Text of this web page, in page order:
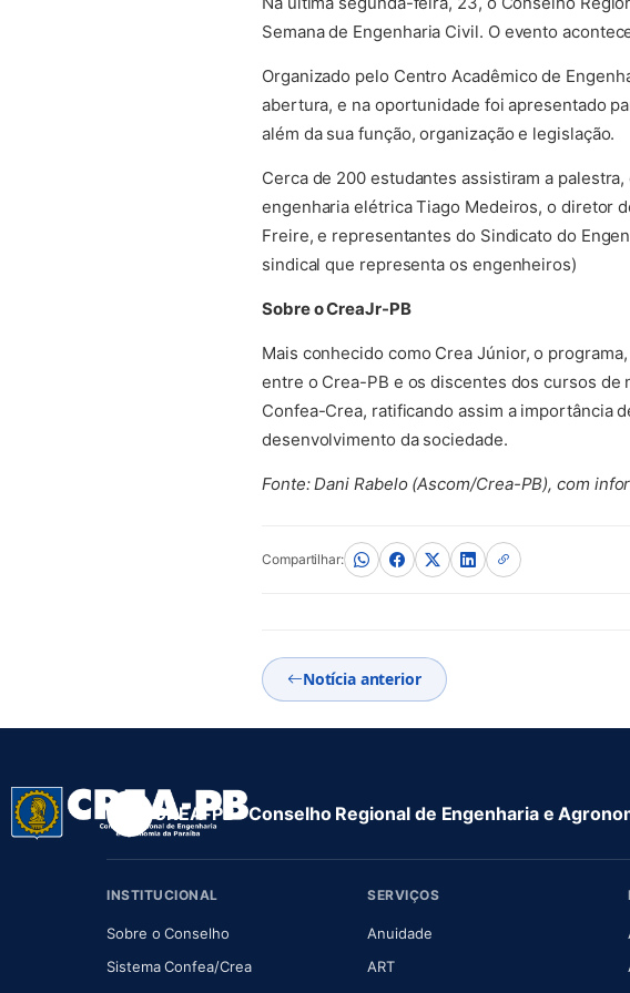
Semana de Engenharia Civil. O evento
Organizado pelo Centro Acadêmico de
abertura, e na oportunidade foi apresentado
além da sua função, organização e legislação.
Cerca de 200 estudantes assistiram a
engenharia elétrica Tiago Medeiros, o diretor
Freire, e representantes do Sindicato do
sindical que representa os engenheiros)
Sobre o CreaJr-PB
Mais conhecido como Crea Júnior, o
entre o Crea-PB e os discentes dos cursos
Confea-Crea, ratificando assim a importância
desenvolvimento da sociedade.
Fonte: Dani Rabelo (Ascom/Crea-PB), com
Compartilhar:
Notícia anterior
CREA-PB · Conselho Regional de Engenharia e
INSTITUCIONAL
Sobre o Conselho(abre em nova aba)
Sistema Confea/Crea(abre em nova aba)
SERVIÇOS
Anuidade(abre em nova aba)
ART(abre em nova aba)